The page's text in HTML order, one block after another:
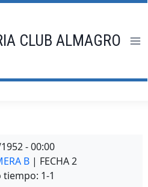
CLUB ALMAGRO
- 00:00
B | FECHA 2
tiempo: 1-1